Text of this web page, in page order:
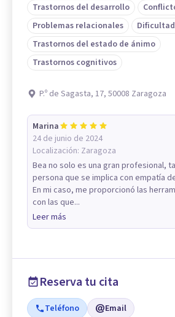
Trastornos del desarrollo
Problemas relacionales
Trastornos del estado de ánimo
Trastornos cognitivos
P.º de Sagasta, 17, 50008 Zaragoza
Marina
24 de junio de 2024
Localización: Zaragoza
Bea no solo es una gran profesional,
persona que se implica con empatía
En mi caso, me proporcionó las
con las que...
Leer más
Reserva tu cita
Teléfono Email